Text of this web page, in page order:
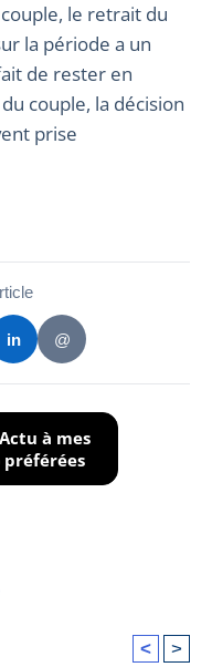
le retrait du
la période a un
de rester en
couple, la décision
prise
in @
à mes
préférées
< >